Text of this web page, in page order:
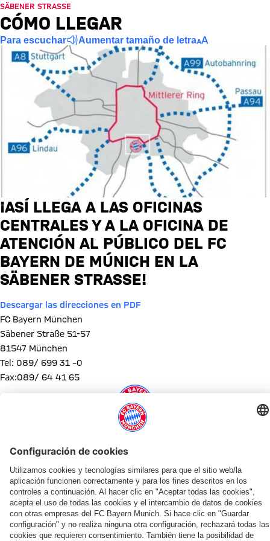
SÄBENER STRASSE
CÓMO LLEGAR
Para escuchar Aumentar tamaño de letra
¡ASÍ LLEGA A LAS OFICINAS
CENTRALES Y A LA OFICINA DE
ATENCIÓN AL PÚBLICO DEL FC
BAYERN DE MÚNICH EN LA
SÄBENER STRASSE!
Descargar las direcciones en PDF
FC Bayern München
Säbener Straße 51-57
81547 München
Tel: 089/ 699 31 –0
Fax:089/ 64 41 65
NOTICIAS RELACIONADAS
CHARLA EN LA GIRA
ENTREVISTA
Jonas
EN DIFERIDO
VÍDEO
Así
GALERÍA
GALERÍA
El
EVENTO DE PAULANER EN HONG KONG
Herbert
¡INFÓRMATE AHORA!
Liveticker
NUEVO LOOK ADIDAS
Luis
EN DIFERIDO
VÍDEO
La
RETRANSMISIÓN
Ruedas